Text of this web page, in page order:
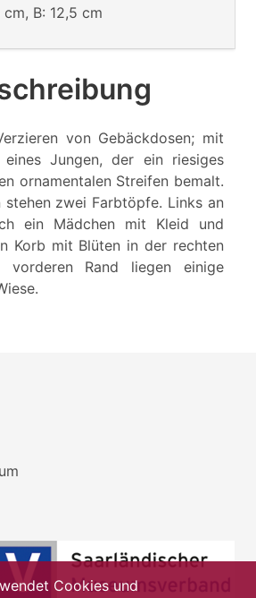
cm, B: 12,5 cm
von Gebäckdosen; mit
Jungen, der ein riesiges
ornamentalen Streifen bemalt.
stehen zwei Farbtöpfe. Links an
ein Mädchen mit Kleid und
Korb mit Blüten in der rechten
Rand liegen einige
Cookies und